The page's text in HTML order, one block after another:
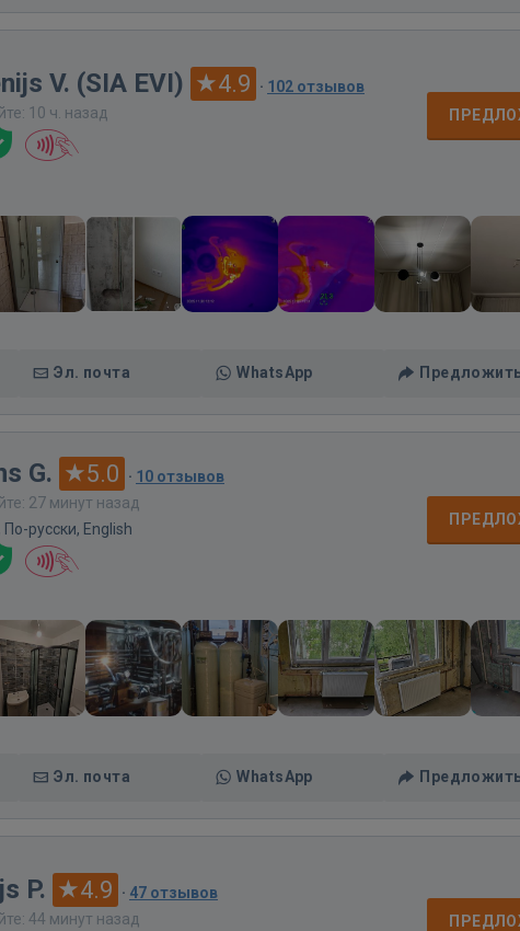
V. (SIA EVI) 4.9 · 102 отзывов
10 ч. назад
Эл. почта WhatsApp
G. 5.0 · 10 отзывов
27 минут назад
По-русски, English
Эл. почта WhatsApp
P. 4.9 · 47 отзывов
44 минут назад